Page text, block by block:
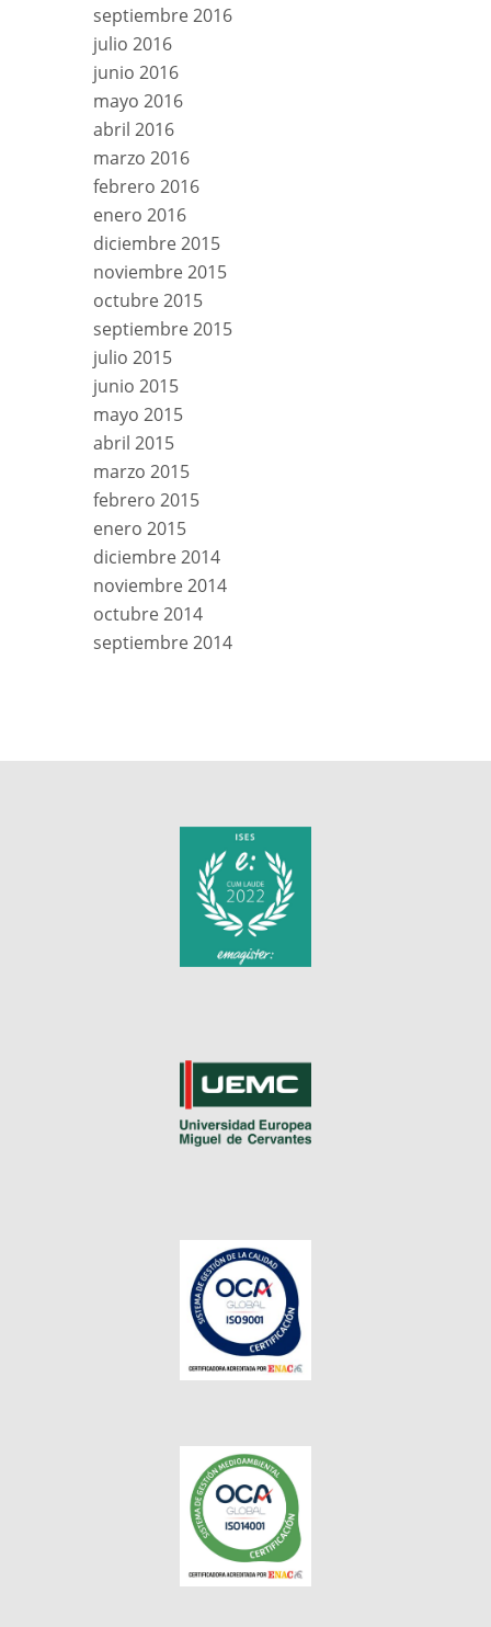
septiembre 2016
julio 2016
junio 2016
mayo 2016
abril 2016
marzo 2016
febrero 2016
enero 2016
diciembre 2015
noviembre 2015
octubre 2015
septiembre 2015
julio 2015
junio 2015
mayo 2015
abril 2015
marzo 2015
febrero 2015
enero 2015
diciembre 2014
noviembre 2014
octubre 2014
septiembre 2014